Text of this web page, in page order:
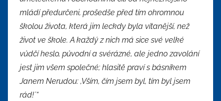
mládí předurčeni, prošedše před tím ohromnou
školou života, která jim leckdy byla vítanější, než
život ve škole. A každý z nich má sice své velké
vůdčí heslo, původní a svérázné, ale jedno zavolání
jest jim všem společné; hlasitě praví s básníkem
Janem Nerudou: ,Vším, čím jsem byl, tím byl jsem
rád!´“